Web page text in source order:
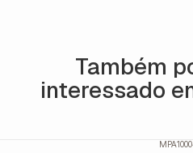
Também
interessado